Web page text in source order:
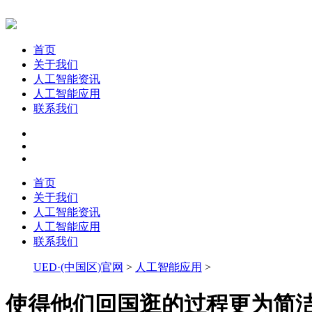
首页
关于我们
人工智能资讯
人工智能应用
联系我们
首页
关于我们
人工智能资讯
人工智能应用
联系我们
UED·(中国区)官网 > 人工智能应用 >
使得他们回国逛的过程更为简